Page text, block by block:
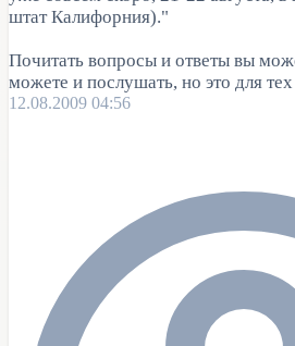
штат Калифорния)."
Почитать вопросы и ответы вы
можете и послушать, но это для тех
12.08.2009 04:56